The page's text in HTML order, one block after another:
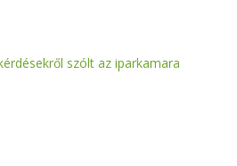
szólt az iparkamara